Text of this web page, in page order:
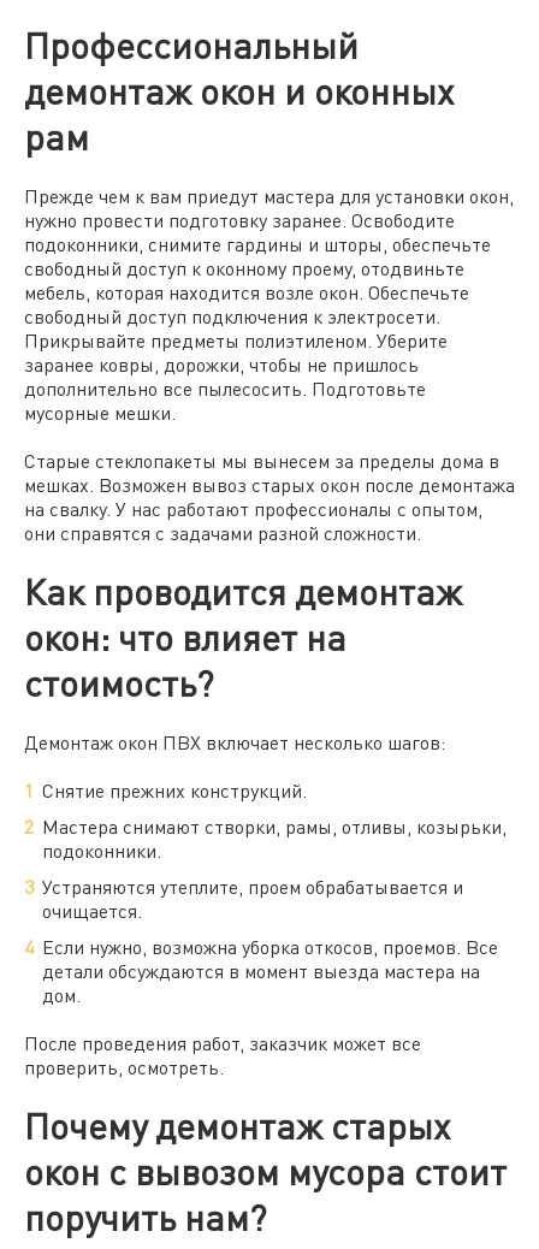
Профессиональный
демонтаж окон и оконных
рам
Прежде чем к вам приедут мастера для установки окон,
нужно провести подготовку заранее. Освободите
подоконники, снимите гардины и шторы, обеспечьте
свободный доступ к оконному проему, отодвиньте
мебель, которая находится возле окон. Обеспечьте
свободный доступ подключения к электросети.
Прикрывайте предметы полиэтиленом. Уберите
заранее ковры, дорожки, чтобы не пришлось
дополнительно все пылесосить. Подготовьте
мусорные мешки.
Старые стеклопакеты мы вынесем за пределы дома в
мешках. Возможен вывоз старых окон после демонтажа
на свалку. У нас работают профессионалы с опытом,
они справятся с задачами разной сложности.
Как проводится демонтаж
окон: что влияет на
стоимость?
Демонтаж окон ПВХ включает несколько шагов:
Снятие прежних конструкций.
Мастера снимают створки, рамы, отливы, козырьки,
подоконники.
Устраняются утеплите, проем обрабатывается и
очищается.
Если нужно, возможна уборка откосов, проемов. Все
детали обсуждаются в момент выезда мастера на
дом.
После проведения работ, заказчик может все
проверить, осмотреть.
Почему демонтаж старых
окон с вывозом мусора стоит
поручить нам?